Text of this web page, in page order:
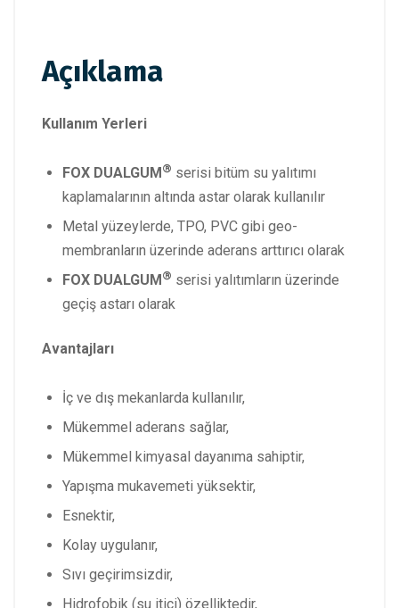
Açıklama
Kullanım Yerleri
FOX DUALGUM® serisi bitüm su yalıtımı
kaplamalarının altında astar olarak kullanılır
Metal yüzeylerde, TPO, PVC gibi geo-
membranların üzerinde aderans arttırıcı olarak
FOX DUALGUM® serisi yalıtımların üzerinde
geçiş astarı olarak
Avantajları
İç ve dış mekanlarda kullanılır,
Mükemmel aderans sağlar,
Mükemmel kimyasal dayanıma sahiptir,
Yapışma mukavemeti yüksektir,
Esnektir,
Kolay uygulanır,
Sıvı geçirimsizdir,
Hidrofobik (su itici) özelliktedir,